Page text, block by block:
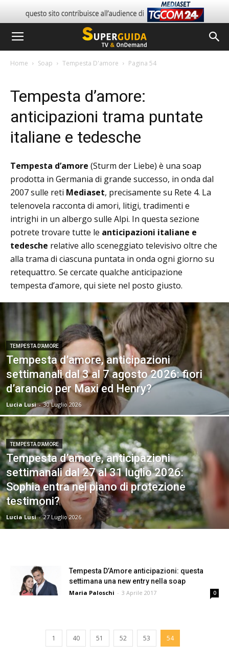
Home Soap Tempesta D'amore Pagina 54
Tempesta d’amore:
anticipazioni trama puntate
italiane e tedesche
Tempesta d’amore (Sturm der Liebe) è una soap
prodotta in Germania di grande successo, in onda dal
2007 sulle reti Mediaset, precisamente su Rete 4. La
telenovela racconta di amori, litigi, tradimenti e
intrighi in un albergo sulle Alpi. In questa sezione
potrete trovare tutte le anticipazioni italiane e
tedesche relative allo sceneggiato televisivo oltre che
alla trama di ciascuna puntata in onda ogni giorno su
retequattro. Se cercate qualche anticipazione
tempesta d’amore, qui siete nel posto giusto.
TEMPESTA D'AMORE
Tempesta d’amore, anticipazioni
settimanali dal 3 al 7 agosto 2026: fiori
d’arancio per Maxi ed Henry?
Lucia Lusi - 30 Luglio 2026
TEMPESTA D'AMORE
Tempesta d’amore, anticipazioni
settimanali dal 27 al 31 luglio 2026:
Sophia entra nel piano di protezione
testimoni?
Lucia Lusi - 27 Luglio 2026
Tempesta D’Amore anticipazioni: questa
settimana una new entry nella soap
Maria Paloschi - 3 Aprile 2017 0
1 40 51 52 53 54